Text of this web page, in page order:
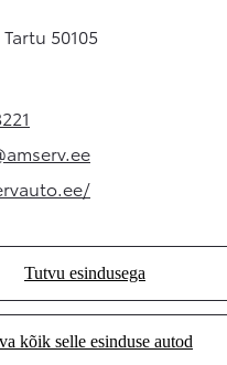
50105
in new tab)
(Opens in new tab)
(Opens in new tab)
Tutvu esindusega
(Opens in new tab)
kõik selle esinduse autod
(Opens in new tab)